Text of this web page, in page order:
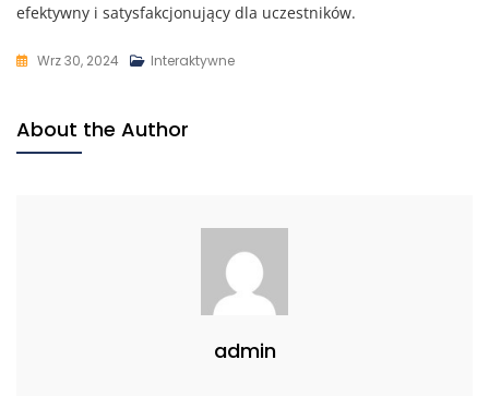
efektywny i satysfakcjonujący dla uczestników.
Wrz 30, 2024 Interaktywne
About the Author
admin